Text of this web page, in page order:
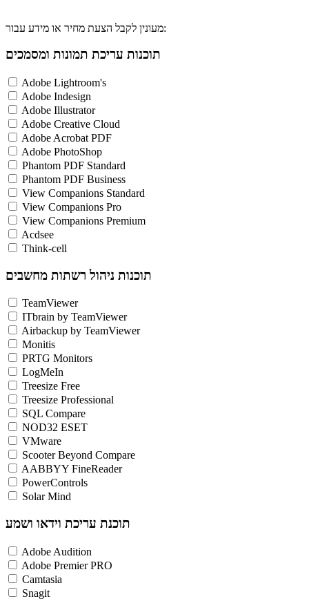
מעונין לקבל הצעת מחיר או מידע עבור:
תוכנות עריכת תמונות ומסמכים
Adobe Lightroom's
Adobe Indesign
Adobe Illustrator
Adobe Creative Cloud
Adobe Acrobat PDF
Adobe PhotoShop
Phantom PDF Standard
Phantom PDF Business
View Companions Standard
View Companions Pro
View Companions Premium
Acdsee
Think-cell
תוכנות ניהול רשתות מחשבים
TeamViewer
ITbrain by TeamViewer
Airbackup by TeamViewer
Monitis
PRTG Monitors
LogMeIn
Treesize Free
Treesize Professional
SQL Compare
NOD32 ESET
VMware
Scooter Beyond Compare
AABBYY FineReader
PowerControls
Solar Mind
תוכנת עריכת וידאו ושמע
Adobe Audition
Adobe Premier PRO
Camtasia
Snagit